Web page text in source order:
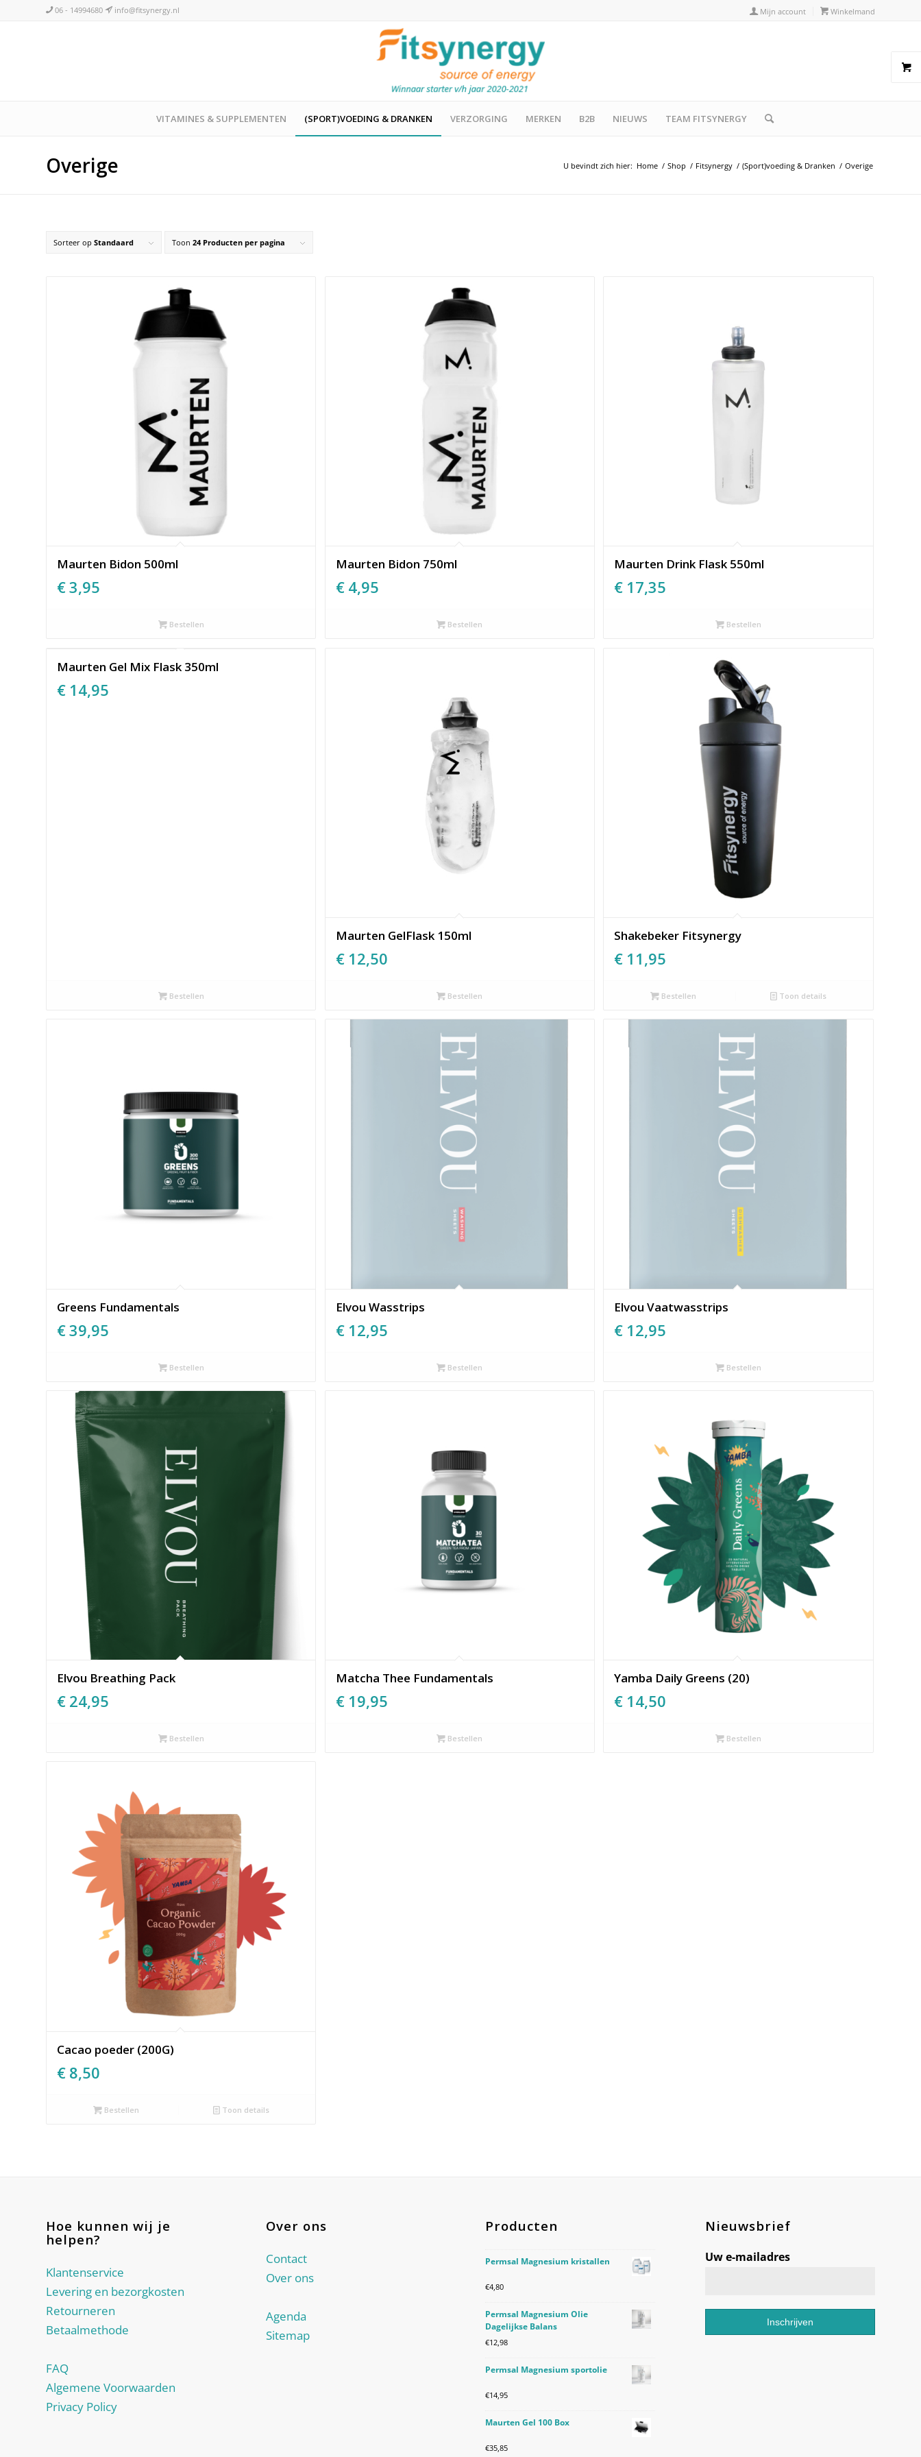
Mijn account Winkelmand
06 - 14994680 info@fitsynergy.nl
VITAMINES & SUPPLEMENTEN (SPORT)VOEDING & DRANKEN VERZORGING MERKEN B2B NIEUWS TEAM FITSYNERGY
Overige U bevindt zich hier: Home / Shop / Fitsynergy / (Sport)voeding & Dranken / Overige
Sorteer op Standaard Toon 24 Producten per pagina
Maurten Bidon 500ml
€3,95
Bestellen
Maurten Bidon 750ml
€ 4,95
Bestellen
Maurten Drink Flask 550ml
€ 17,35
Bestellen
Maurten Gel Mix Flask 350ml
€ 14,95
Bestellen
Maurten GelFlask 150ml
€ 12,50
Bestellen
Shakebeker Fitsynergy
€ 11,95
Bestellen Toon details
Greens Fundamentals
€39,95
Bestellen
Elvou Wasstrips
€ 12,95
Bestellen
Elvou Vaatwasstrips
€ 12,95
Bestellen
Elvou Breathing Pack
€ 24,95
Bestellen
Matcha Thee Fundamentals
€ 19,95
Bestellen
Yamba Daily Greens (20)
€ 14,50
Bestellen
Cacao poeder (200G)
€ 8,50
Bestellen Toon details
Hoe kunnen wij je
helpen?
Klantenservice
Levering en bezorgkosten
Retourneren
Betaalmethode
FAQ
Algemene Voorwaarden
Privacy Policy
Over ons
Contact
Over ons
Agenda
Sitemap
Producten
Permsal Magnesium kristallen
€4,80
Permsal Magnesium Olie
Dagelijkse Balans
€12,98
Permsal Magnesium sportolie
€14,95
Maurten Gel 100 Box
€35,85
Nieuwsbrief
Uw e-mailadres